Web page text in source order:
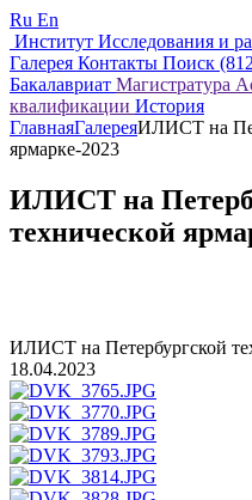
Ru En
Институт Исследования и
Галерея Контакты Поиск
Бакалавриат Магистратура
квалификации История
ГлавнаяГалереяИЛИСТ на
ярмарке-2023
ИЛИСТ на
технической
ИЛИСТ на Петербургской
18.04.2023